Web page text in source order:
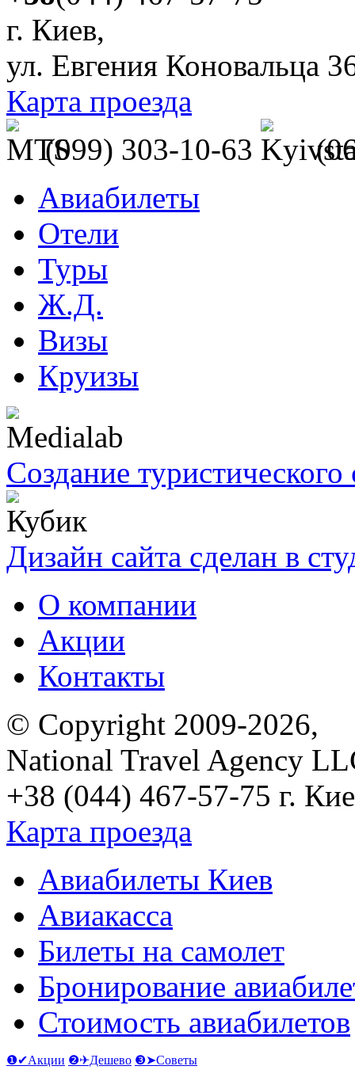
г. Киев,
ул. Евгения Коновальца
Карта проезда
(099) 303-10-63
Авиабилеты
Отели
Туры
Ж.Д.
Визы
Круизы
Создание туристического
Дизайн сайта сделан в
О компании
Акции
Контакты
© Copyright 2009-2026,
National Travel Agency
+38 (044) 467-57-75 г.
Карта проезда
Авиабилеты Киев
Авиакасса
Билеты на самолет
Бронирование
Стоимость авиабилетов
❶✔Акции ❷✈Дешево ❸➤Советы